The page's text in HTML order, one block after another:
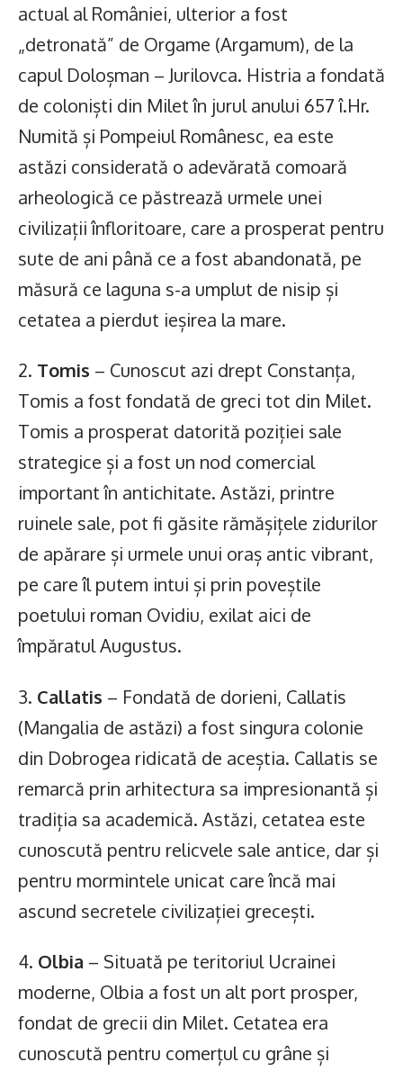
actual al României, ulterior a fost
„detronată” de Orgame (Argamum), de la
capul Doloșman – Jurilovca. Histria a fondată
de coloniști din Milet în jurul anului 657 î.Hr.
Numită și Pompeiul Românesc, ea este
astăzi considerată o adevărată comoară
arheologică ce păstrează urmele unei
civilizații înfloritoare, care a prosperat pentru
sute de ani până ce a fost abandonată, pe
măsură ce laguna s-a umplut de nisip și
cetatea a pierdut ieșirea la mare.
2. Tomis – Cunoscut azi drept Constanța,
Tomis a fost fondată de greci tot din Milet.
Tomis a prosperat datorită poziției sale
strategice și a fost un nod comercial
important în antichitate. Astăzi, printre
ruinele sale, pot fi găsite rămășițele zidurilor
de apărare și urmele unui oraș antic vibrant,
pe care îl putem intui și prin poveștile
poetului roman Ovidiu, exilat aici de
împăratul Augustus.
3. Callatis – Fondată de dorieni, Callatis
(Mangalia de astăzi) a fost singura colonie
din Dobrogea ridicată de aceștia. Callatis se
remarcă prin arhitectura sa impresionantă și
tradiția sa academică. Astăzi, cetatea este
cunoscută pentru relicvele sale antice, dar și
pentru mormintele unicat care încă mai
ascund secretele civilizației grecești.
4. Olbia – Situată pe teritoriul Ucrainei
moderne, Olbia a fost un alt port prosper,
fondat de grecii din Milet. Cetatea era
cunoscută pentru comerțul cu grâne și